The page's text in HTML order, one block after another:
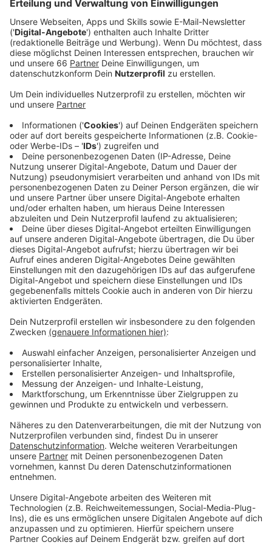
Anzeige
Als die Feuerwehr am Einsatzort ankam, schien der
Mehrere Brandherde entdeckt
Anzeige
Sichtbar sei nur Rauch in der Küche gewesen, heißt es
von der Feuerwehr. Zur Sicherheit nahmen die
Einsatzkräfte Teile der Küche auseinander. Dabei
stellten sie einige Brandherde fest.
Anzeige
Feuerwehr war drei Stunden im Einsatz
Nach 3 Stunden waren die Flammen gelöscht,
Verletzte gab es keine. Die Polizei ermittelt jetzt, wie
Anzeige
Anzeige